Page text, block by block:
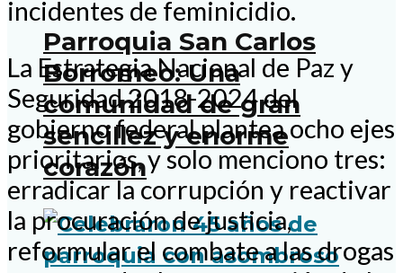
Parroquia San Carlos
Borromeo: Una
comunidad de gran
sencillez y enorme
corazón
incidentes de feminicidio.
La Estrategia Nacional de Paz y
Seguridad 2018-2024 del
gobierno federal plantea ocho ejes
prioritarios, y solo menciono tres:
erradicar la corrupción y reactivar
la procuración de justicia,
reformular el combate a las drogas